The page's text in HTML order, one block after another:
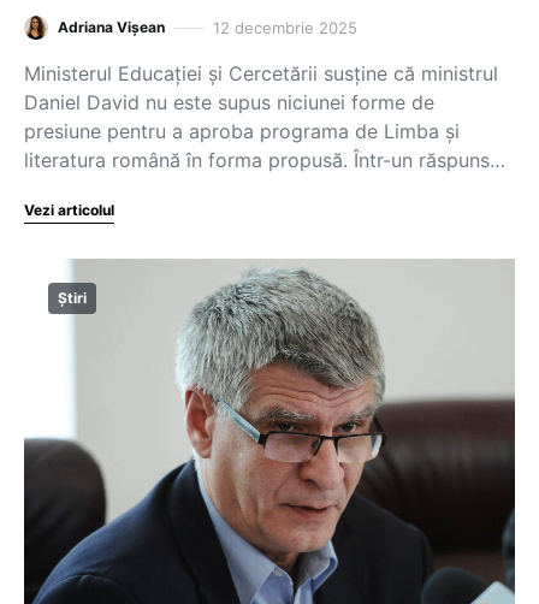
Adriana Vișean 12 decembrie 2025
Ministerul Educației și Cercetării susține că ministrul
Daniel David nu este supus niciunei forme de
presiune pentru a aproba programa de Limba și
literatura română în forma propusă. Într-un răspuns…
Vezi articolul
Știri